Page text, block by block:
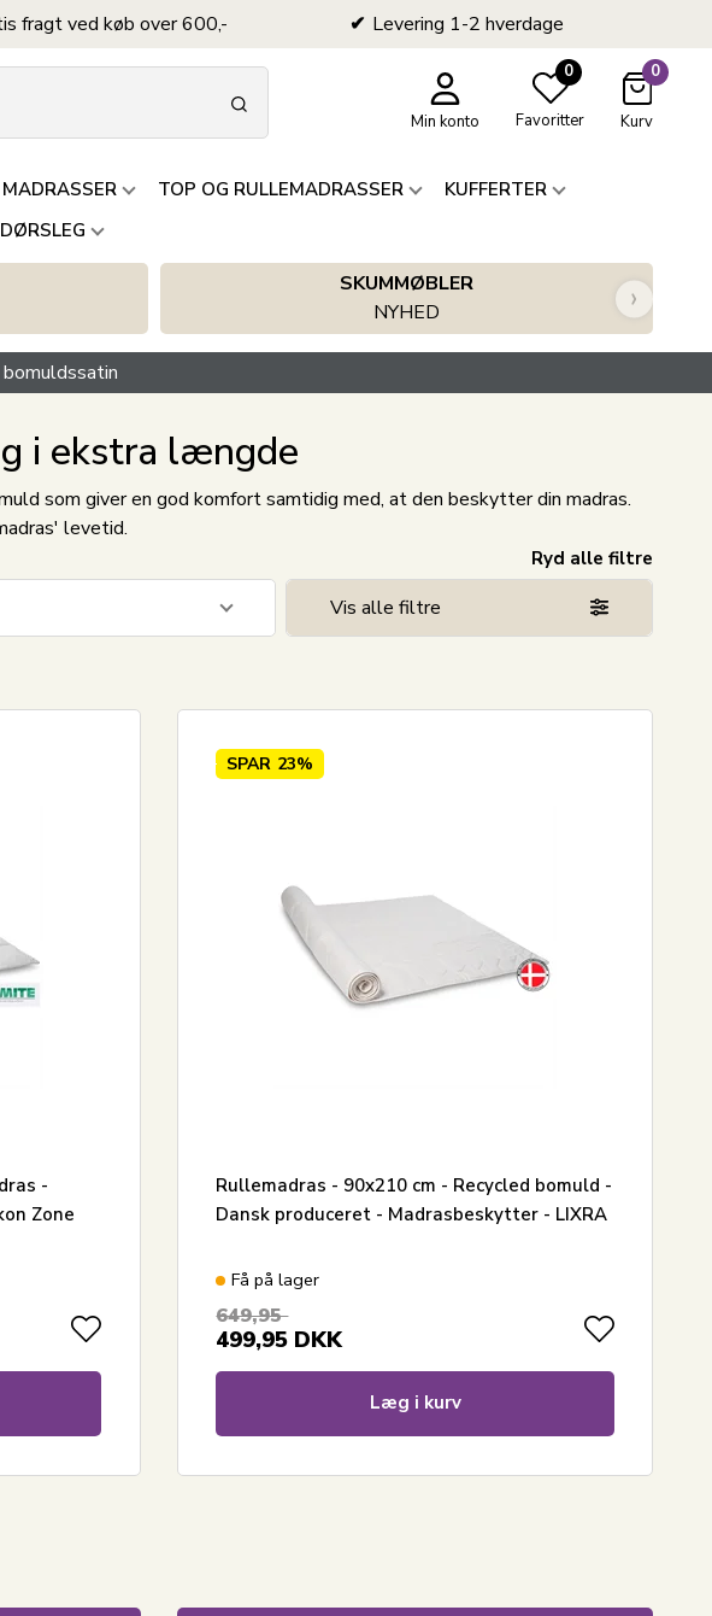
fragt ved køb over 600,- Levering 1-2 hverdage
Min konto
0
Favoritter
0
Kurv
MADRASSER TOP OG RULLEMADRASSER
KUFFERTER
SKUMMØBLER
NYHED
›
i ekstra længde
som giver en god komfort samtidig med, at den beskytter din madras.
levetid.
Ryd alle filtre
Vis alle filtre
-
Zone
SPAR 23%
Rullemadras - 90x210 cm - Recycled bomuld -
Dansk produceret - Madrasbeskytter - LIXRA
Få på lager
649,95
499,95 DKK
Læg i kurv